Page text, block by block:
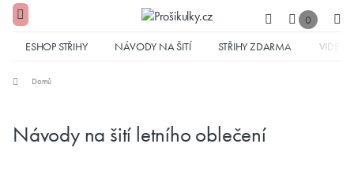
0
ESHOP STŘIHY NÁVODY NA ŠITÍ STŘIHY ZDARMA VIDEA
Domů
Návody na šití letního oblečení